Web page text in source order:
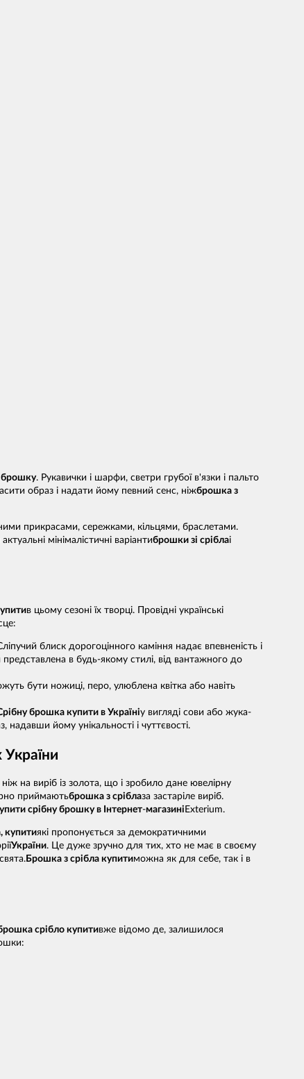
брошку. Рукавички і шарфи, светри грубої в'язки і пальто
образ і надати йому певний сенс, ніжброшка з
прикрасами, сережками, кільцями, браслетами.
мінімалістичні варіантиброшки зі сріблаі
в цьому сезоні їх творці. Провідні українські
блиск дорогоцінного каміння надає впевненість і
в будь-якому стилі, від вантажного до
бути ножиці, перо, улюблена квітка або навіть
брошка купити в Україніу вигляді сови або жука-
йому унікальності і чуттєвості.
України
на виріб із золота, що і зробило дане ювелірну
приймаютьброшка з сріблаза застаріле виріб.
срібну брошку в Інтернет-магазині Exterium.
купитиякі пропонується за демократичними
України. Це дуже зручно для тих, хто не має в своєму
Брошка з срібла купитиможна як для себе, так і в
срібло купитивже відомо де, залишилося